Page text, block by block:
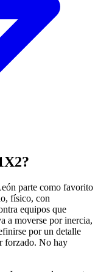
parte como favorito
físico, con
equipos que
a moverse por inercia,
por un detalle
forzado. No hay